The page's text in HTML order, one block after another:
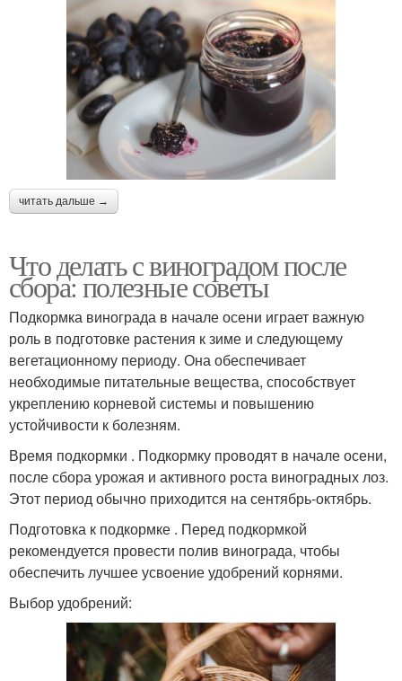
Компот из винограда Целый виноград
Виноград в сиропе Маринад на зиму
Желе из винограда
Виноград для зимнего
хранения
Пирог с виноградом
Желе с виноградом Намазка с виноградом
Вино из винограда Маска из винограда
Виноград в домашних
условиях
читать дальше →
Что делать с виноградом после
сбора: полезные советы
Подкормка винограда в начале осени играет важную
роль в подготовке растения к зиме и следующему
вегетационному периоду. Она обеспечивает
необходимые питательные вещества, способствует
укреплению корневой системы и повышению
устойчивости к болезням.
Время подкормки . Подкормку проводят в начале осени,
после сбора урожая и активного роста виноградных лоз.
Этот период обычно приходится на сентябрь-октябрь.
Подготовка к подкормке . Перед подкормкой
рекомендуется провести полив винограда, чтобы
обеспечить лучшее усвоение удобрений корнями.
Выбор удобрений: